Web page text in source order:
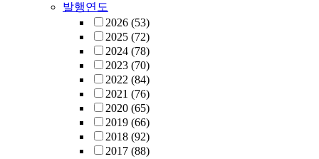
발행연도
2026 (53)
2025 (72)
2024 (78)
2023 (70)
2022 (84)
2021 (76)
2020 (65)
2019 (66)
2018 (92)
2017 (88)